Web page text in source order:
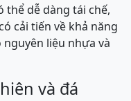
thể dễ dàng tái chế,
cải tiến về khả năng
liệu nhựa và
và đá